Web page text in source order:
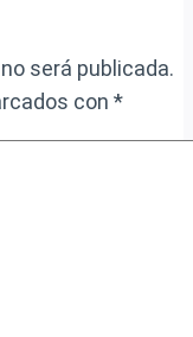
será publicada.
con *